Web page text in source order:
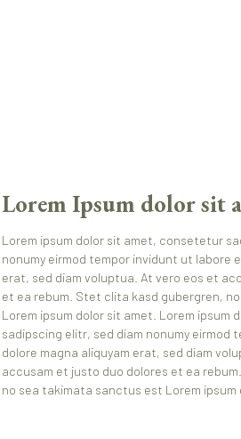
Lorem Ipsum dolor sit
Lorem ipsum dolor sit amet, consetetur
nonumy eirmod tempor invidunt ut labore
erat, sed diam voluptua. At vero eos et
et ea rebum. Stet clita kasd gubergren,
Lorem ipsum dolor sit amet. Lorem ipsum
sadipscing elitr, sed diam nonumy eirmod
dolore magna aliquyam erat, sed diam
accusam et justo duo dolores et ea
no sea takimata sanctus est Lorem ipsum